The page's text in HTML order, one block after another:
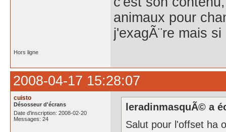
animaux pour
j'exagÃ¨re mais si
Hors ligne
2008-04-17 15:28:07
cuisto
Désosseur d'écrans
Date d'inscription: 2008-02-20
Messages: 24
leradinmasquÃ© a
Salut pour l'offset ha